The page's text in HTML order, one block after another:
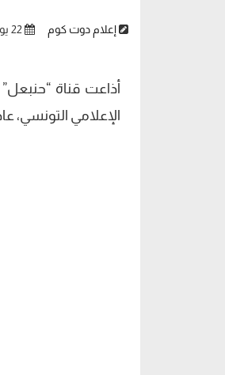
إعلام دوت كوم
أذاعت قناة
الإعلامي التونسي،